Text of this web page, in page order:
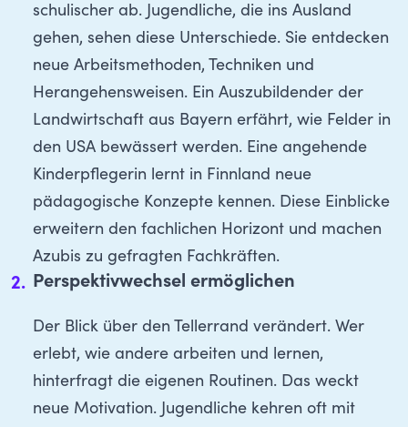
schulischer ab. Jugendliche, die ins Ausland
gehen, sehen diese Unterschiede. Sie entdecken
neue Arbeitsmethoden, Techniken und
Herangehensweisen. Ein Auszubildender der
Landwirtschaft aus Bayern erfährt, wie Felder in
den USA bewässert werden. Eine angehende
Kinderpflegerin lernt in Finnland neue
pädagogische Konzepte kennen. Diese Einblicke
erweitern den fachlichen Horizont und machen
Azubis zu gefragten Fachkräften.
Perspektivwechsel ermöglichen
Der Blick über den Tellerrand verändert. Wer
erlebt, wie andere arbeiten und lernen,
hinterfragt die eigenen Routinen. Das weckt
neue Motivation. Jugendliche kehren oft mit